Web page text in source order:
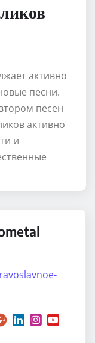
активно
песни.
песен
активно
и